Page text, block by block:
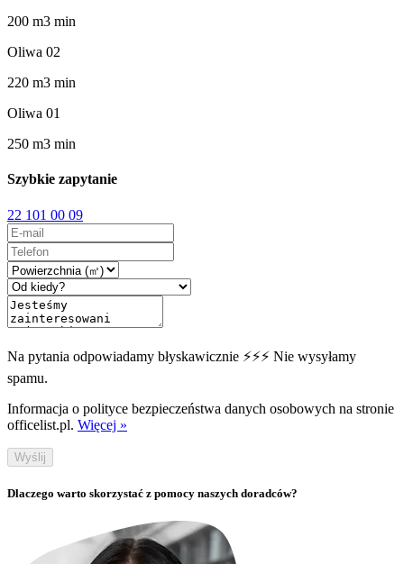
200 m3 min
Oliwa 02
220 m3 min
Oliwa 01
250 m3 min
Szybkie zapytanie
22 101 00 09
Na pytania odpowiadamy błyskawicznie ⚡⚡⚡ Nie wysyłamy
spamu.
Informacja o polityce bezpieczeństwa danych osobowych na stronie
officelist.pl. Więcej »
Wyślij
Dlaczego warto skorzystać z pomocy naszych doradców?